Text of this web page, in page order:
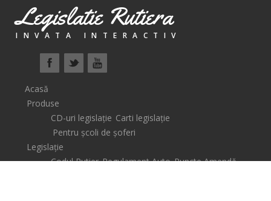
Legislatie Rutiera
INVATA INTERACTIV
Acasă
Produse
CD-uri legislație Carti legislație
Pentru școli de șoferi
Legislație
Codul Rutier Regulament Auto Puncte Amendă